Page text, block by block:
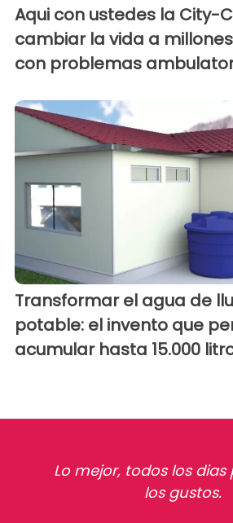
Aqui con ustedes la City-
cambiar la vida a
con problemas
Transformar el agua de
potable: el invento que
acumular hasta 15.000
Lo mejor, todos los
los gustos.